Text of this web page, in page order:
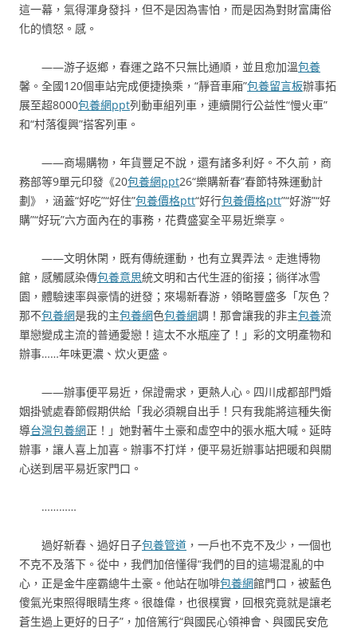
這一幕，氣得渾身發抖，但不是因為害怕，而是因為對財富庸俗
化的憤怒。感。
——游子返鄉，春運之路不只無比通順，並且愈加溫包養
馨。全國120個車站完成便捷換乘，“靜音車廂”包養留言板辦事拓
展至超8000包養網ppt列動車組列車，連續開行公益性“慢火車”
和“村落復興”搭客列車。
——商場購物，年貨豐足不說，還有諸多利好。不久前，商
務部等9單元印發《20包養網ppt26“樂購新春”春節特殊運動計
劃》，涵蓋“好吃”“好住”包養價格ptt“好行包養價格ptt”“好游”“好
購”“好玩”六方面內在的事務，花費盛宴全平易近樂享。
——文明休閑，既有傳統運動，也有立異弄法。走進博物
館，感觸感染傳包養意思統文明和古代生涯的銜接；徜徉冰雪
園，體驗速率與豪情的迸發；來場新春游，領略豐盛多「灰色？
那不包養網是我的主包養網色包養網調！那會讓我的非主包養流
單戀變成主流的普通愛戀！這太不水瓶座了！」彩的文明產物和
辦事……年味更濃、炊火更盛。
——辦事便平易近，保證需求，更熱人心。四川成都部門婚
姻掛號處春節假期供給「我必須親自出手！只有我能將這種失衡
導台灣包養網正！」她對著牛土豪和虛空中的張水瓶大喊。延時
辦事，讓人喜上加喜。辦事不打烊，便平易近辦事站把暖和與關
心送到居平易近家門口。
…………
過好新春、過好日子包養管道 ，一戶也不克不及少，一個也
不克不及落下。從中，我們加倍懂得“我們的目的這場混亂的中
心，正是金牛座霸總牛土豪。他站在咖啡包養網館門口，被藍色
傻氣光束照得眼睛生疼。很雄偉，也很樸實，回根究竟就是讓老
蒼生過上更好的日子”，加倍篤行“與國民心領神會、與國民安危